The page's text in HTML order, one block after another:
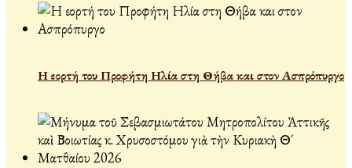
Η εορτή του Προφήτη Ηλία στη Θήβα και στον Ασπρόπυργο